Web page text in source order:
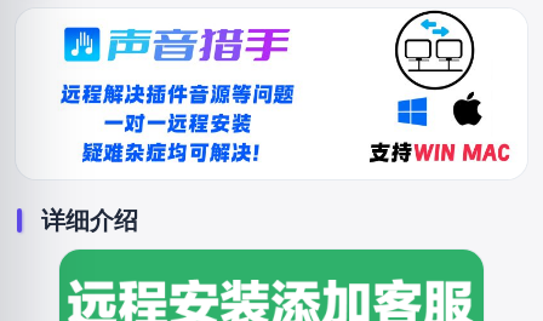
详细介绍